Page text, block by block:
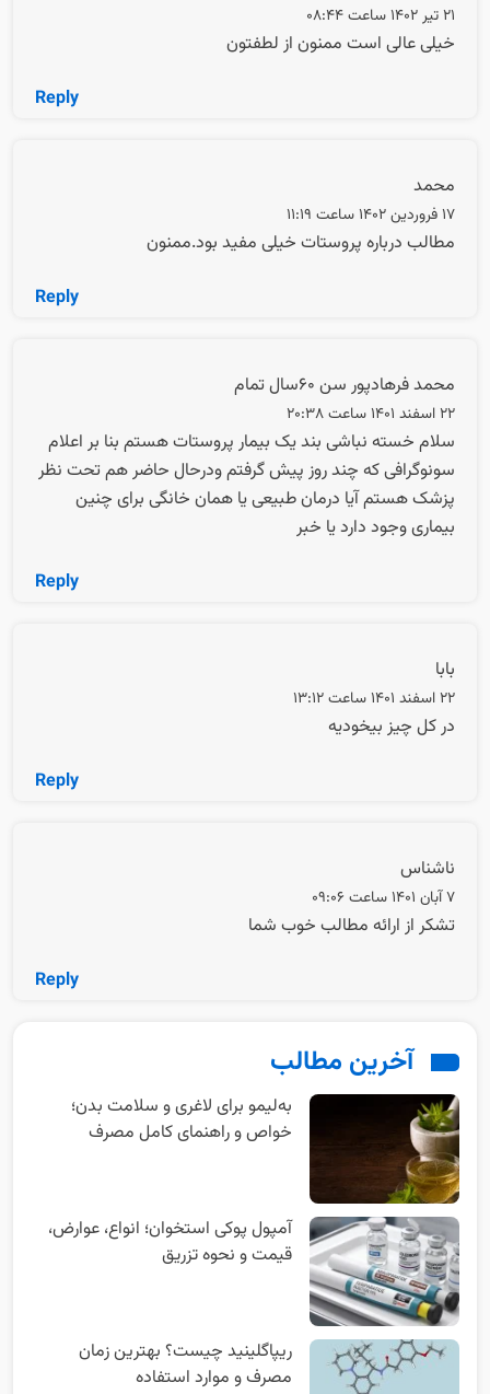
21 تیر 1402 ساعت 08:44
خیلی عالی است ممنون از لطفتون
Reply
محمد
17 فروردین 1402 ساعت 11:19
مطالب درباره پروستات خیلی مفید بود.ممنون
Reply
محمد فرهادپور سن ۶۰سال تمام
22 اسفند 1401 ساعت 20:38
سلام خسته نباشی بند یک بیمار پروستات هستم بنا بر اعلام
سونوگرافی که چند روز پیش گرفتم ودرحال حاضر هم تحت نظر
پزشک هستم آیا درمان طبیعی یا همان خانگی برای چنین
بیماری وجود دارد یا خبر
Reply
بابا
22 اسفند 1401 ساعت 13:12
در کل چیز بیخودیه
Reply
ناشناس
7 آبان 1401 ساعت 09:06
تشکر از ارائه مطالب خوب شما
Reply
آخرین مطالب
به‌‌لیمو برای لاغری و سلامت بدن؛
خواص و راهنمای کامل مصرف
آمپول پوکی استخوان؛ انواع، عوارض،
قیمت و نحوه تزریق
ریپاگلینید چیست؟ بهترین زمان
مصرف و موارد استفاده